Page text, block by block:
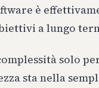
è
a lungo
solo
sta nella